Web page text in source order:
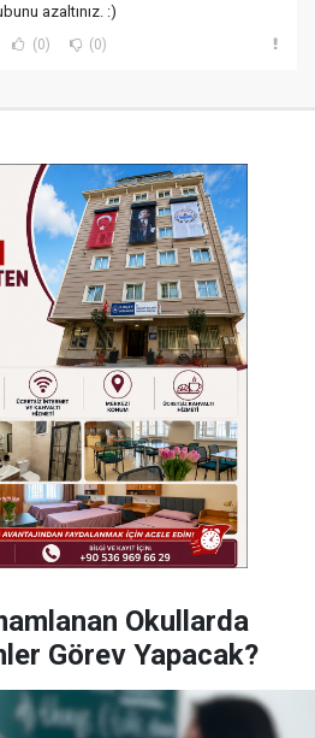
azaltınız. :)
(0) (0)
Okullarda
Görev Yapacak?